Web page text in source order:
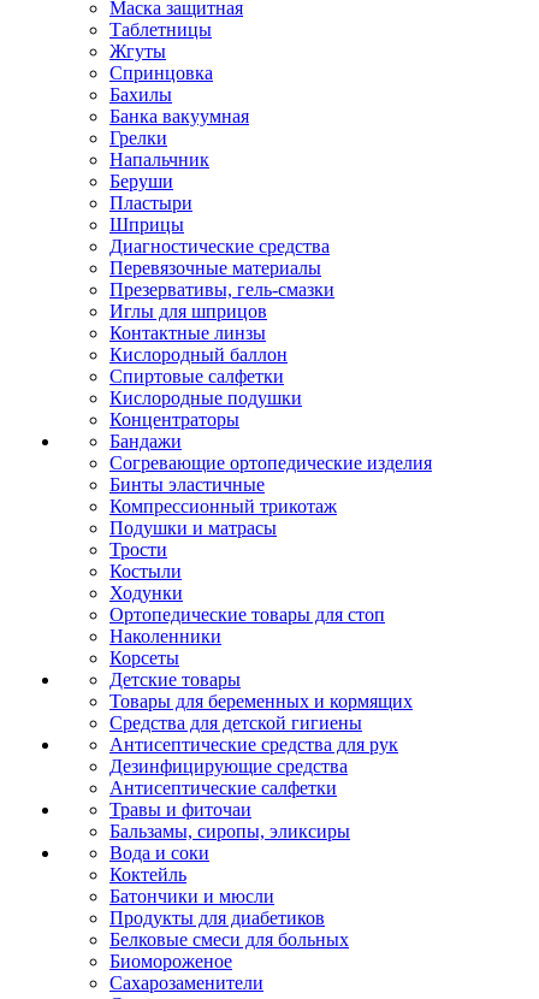
Маска защитная
Таблетницы
Жгуты
Спринцовка
Бахилы
Банка вакуумная
Грелки
Напальчник
Беруши
Пластыри
Шприцы
Диагностические средства
Перевязочные материалы
Презервативы, гель-смазки
Иглы для шприцов
Контактные линзы
Кислородный баллон
Спиртовые салфетки
Кислородные подушки
Концентраторы
Бандажи
Согревающие ортопедические изделия
Бинты эластичные
Компрессионный трикотаж
Подушки и матрасы
Трости
Костыли
Ходунки
Ортопедические товары для стоп
Наколенники
Корсеты
Детские товары
Товары для беременных и кормящих
Средства для детской гигиены
Антисептические средства для рук
Дезинфицирующие средства
Антисептические салфетки
Травы и фиточаи
Бальзамы, сиропы, эликсиры
Вода и соки
Коктейль
Батончики и мюсли
Продукты для диабетиков
Белковые смеси для больных
Биомороженое
Сахарозаменители